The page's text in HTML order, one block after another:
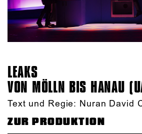
LEAKS
VON MÖLLN BIS HANAU
Text und Regie: Nuran David
ZUR PRODUKTION